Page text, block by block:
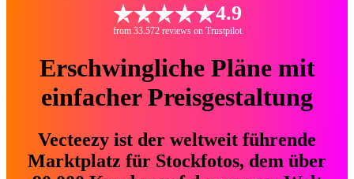
4.9
from 33.572 reviews on Trustpilot
Erschwingliche Pläne mit
einfacher Preisgestaltung
Vecteezy ist der weltweit führende
Marktplatz für Stockfotos, dem über